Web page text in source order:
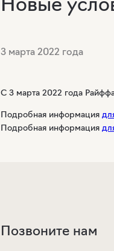
3 марта 2022 года
C 3 марта 2022 года
Подробная информация
Подробная информация
Позвоните нам